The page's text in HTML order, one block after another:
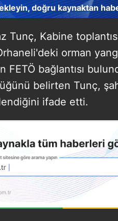
doğru kaynaktan
Tunç, Kabine
orman
bağlantısı
belirten Tunç,
ifade etti.